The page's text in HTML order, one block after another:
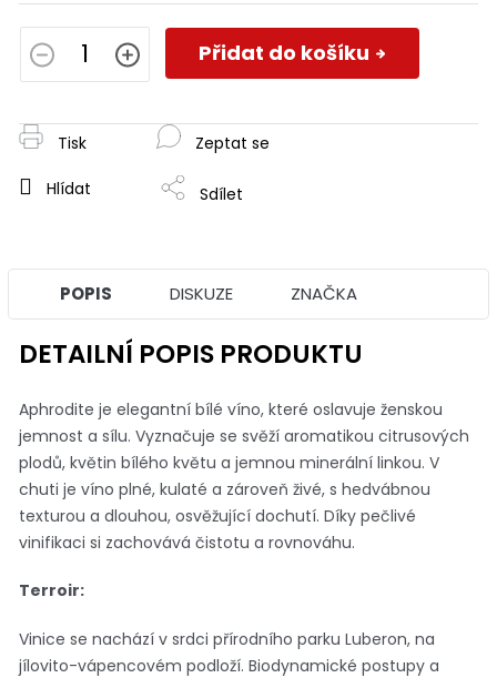
Měrná
cena:
Přidat do košíku
Tisk Zeptat se
Hlídat Sdílet
POPIS DISKUZE ZNAČKA
DETAILNÍ POPIS PRODUKTU
Aphrodite je elegantní bílé víno, které oslavuje ženskou
jemnost a sílu. Vyznačuje se svěží aromatikou citrusových
plodů, květin bílého květu a jemnou minerální linkou. V
chuti je víno plné, kulaté a zároveň živé, s hedvábnou
texturou a dlouhou, osvěžující dochutí. Díky pečlivé
vinifikaci si zachovává čistotu a rovnováhu.
Terroir:
Vinice se nachází v srdci přírodního parku Luberon, na
jílovito-vápencovém podloží. Biodynamické postupy a